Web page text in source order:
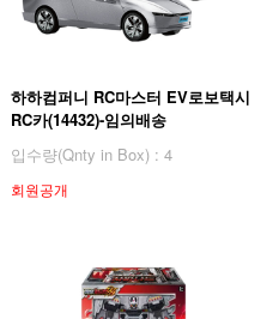
하하컴퍼니 RC마스터 EV로보택시
RC카(14432)-임의배송
입수량(Qnty in Box) : 4
회원공개